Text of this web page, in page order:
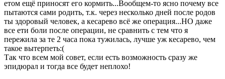
етом ещё приносят его кормить...Вообщем-то ясно почему все
пытаются сами родить, т.к. через несколько дней после родов
ты здоровый человек, а кесарево всё же операция...НО даже
все ети боли после операции, не сравнить с тем что я
пережила за те 2 часа пока тужилась, лучше уж кесарево, чем
такое вытерпеть:(
Так что всем мой совет, если есть возможность сразу же
эпидюрал и тогда все будет неплохо!